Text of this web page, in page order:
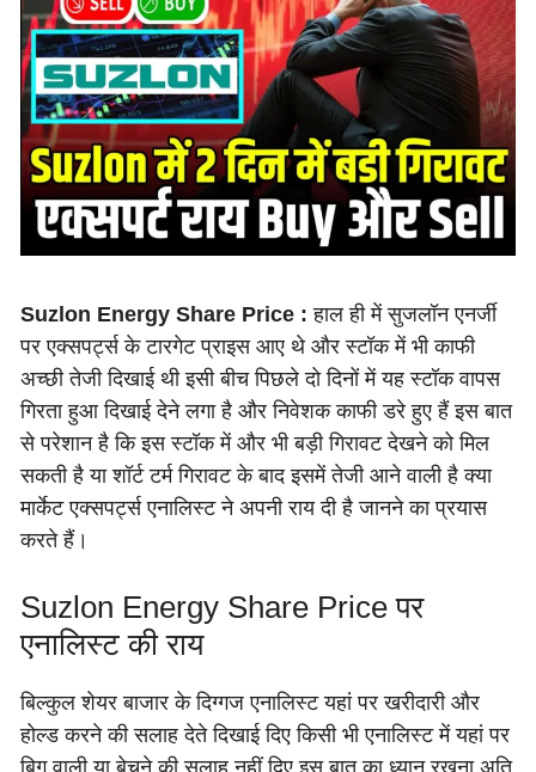
Suzlon Energy Share Price : हाल ही में सुजलॉन एनर्जी
पर एक्सपर्ट्स के टारगेट प्राइस आए थे और स्टॉक में भी काफी
अच्छी तेजी दिखाई थी इसी बीच पिछले दो दिनों में यह स्टॉक वापस
गिरता हुआ दिखाई देने लगा है और निवेशक काफी डरे हुए हैं इस बात
से परेशान है कि इस स्टॉक में और भी बड़ी गिरावट देखने को मिल
सकती है या शॉर्ट टर्म गिरावट के बाद इसमें तेजी आने वाली है क्या
मार्केट एक्सपर्ट्स एनालिस्ट ने अपनी राय दी है जानने का प्रयास
करते हैं।
Suzlon Energy Share Price पर
एनालिस्ट की राय
बिल्कुल शेयर बाजार के दिग्गज एनालिस्ट यहां पर खरीदारी और
होल्ड करने की सलाह देते दिखाई दिए किसी भी एनालिस्ट में यहां पर
बिग वाली या बेचने की सलाह नहीं दिए इस बात का ध्यान रखना अति